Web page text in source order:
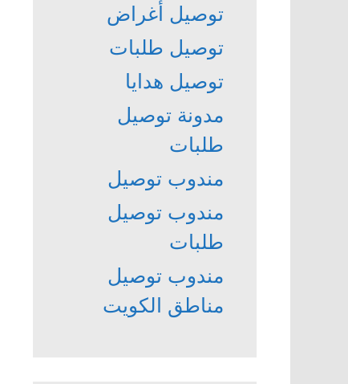
توصيل أغراض
توصيل طلبات
توصيل هدايا
مدونة توصيل
طلبات
مندوب توصيل
مندوب توصيل
طلبات
مندوب توصيل
مناطق الكويت